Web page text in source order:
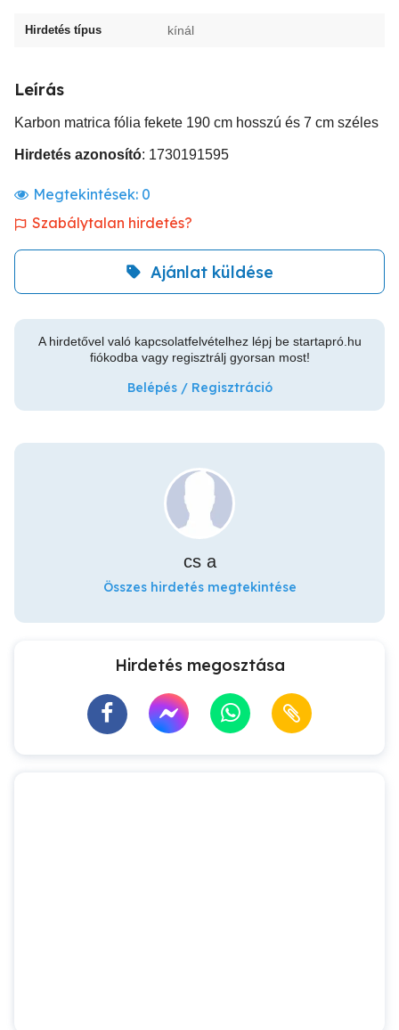
Hirdetés típus kínál
Leírás
Karbon matrica fólia fekete 190 cm hosszú és 7 cm széles
Hirdetés azonosító: 1730191595
Megtekintések: 0
Szabálytalan hirdetés?
Ajánlat küldése
A hirdetővel való kapcsolatfelvételhez lépj be startapró.hu
fiókodba vagy regisztrálj gyorsan most!
Belépés / Regisztráció
cs a
Összes hirdetés megtekintése
Hirdetés megosztása